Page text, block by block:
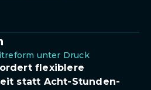
unter Druck
flexiblere
statt Acht-Stunden-